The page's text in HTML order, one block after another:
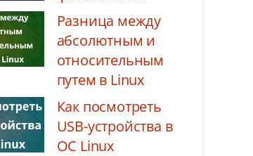
Разница между
абсолютным и
относительным
путем в Linux
Как посмотреть
USB-устройства в
ОС Linux